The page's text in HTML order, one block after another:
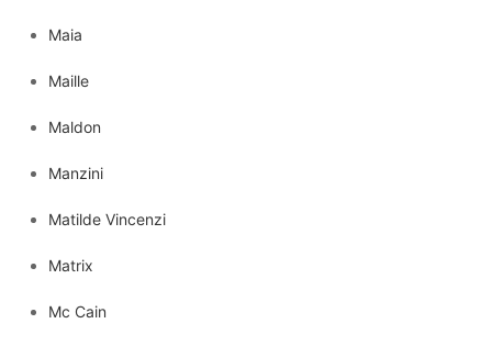
Maia
Maille
Maldon
Manzini
Matilde Vincenzi
Matrix
Mc Cain